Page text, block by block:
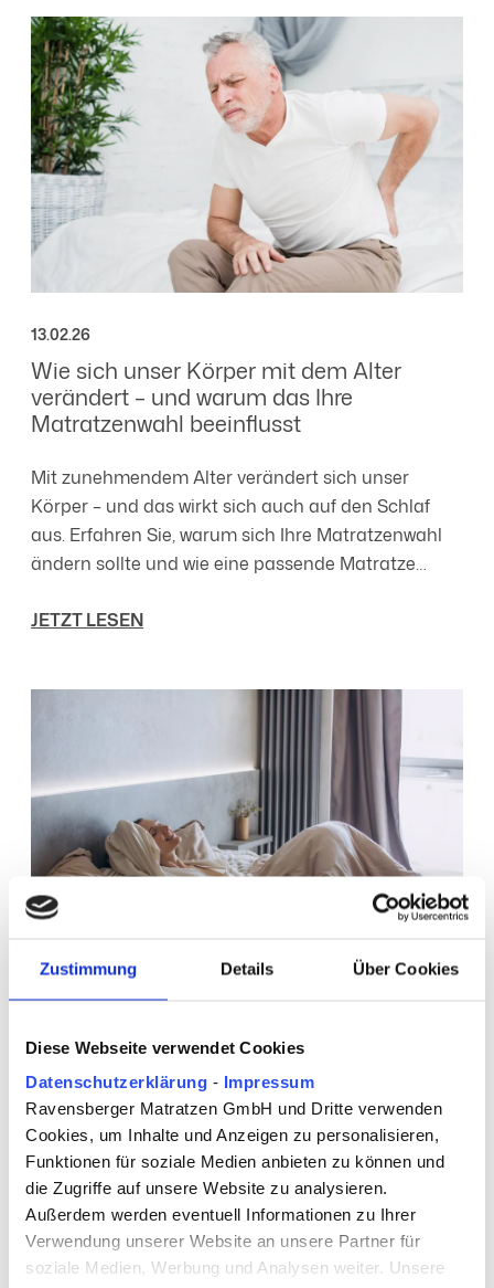
Zustimmung Details Über Cookies
Diese Webseite verwendet Cookies
Datenschutzerklärung - Impressum
Ravensberger Matratzen GmbH und Dritte verwenden
Cookies, um Inhalte und Anzeigen zu personalisieren,
Funktionen für soziale Medien anbieten zu können und
die Zugriffe auf unsere Website zu analysieren.
Außerdem werden eventuell Informationen zu Ihrer
Verwendung unserer Website an unsere Partner für
soziale Medien, Werbung und Analysen weiter. Unsere
13.02.26
Wie sich unser Körper mit dem Alter
verändert – und warum das Ihre
Matratzenwahl beeinflusst
Mit zunehmendem Alter verändert sich unser
Körper – und das wirkt sich auch auf den Schlaf
aus. Erfahren Sie, warum sich Ihre Matratzenwahl
ändern sollte und wie eine passende Matratze
fördern.
JETZT LESEN
23.01.26
Skandinavisches Boxspringbett
Skandinavische Boxspringbetten sind eine weit
verbreitete Variante des Boxspringbetts in
Deutschland. Der Artikel erklärt Aufbau,
Materialien, die Funktion des Toppers sowie die
Unterschiede zur amerikanischen Ausführung.
JETZT LESEN